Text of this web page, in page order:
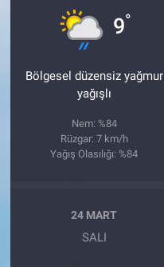
9°
Bölgesel düzensiz yağmur
yağışlı
Nem: %84
Rüzgar: 7 km/h
Yağış Olasılığı: %84
24 MART
SALI